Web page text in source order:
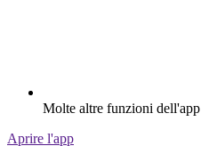
Molte altre funzioni dell'app
Aprire l'app